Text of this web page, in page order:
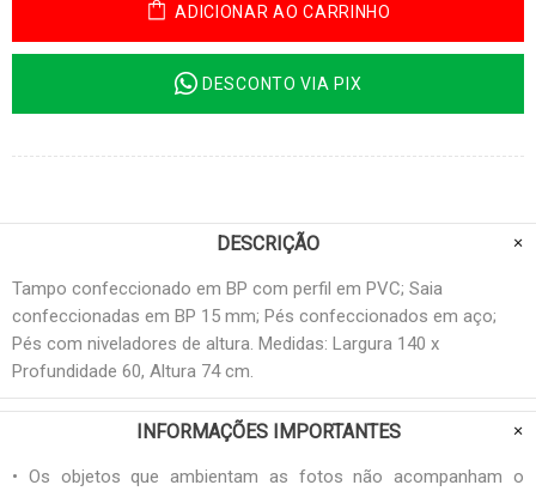
ADICIONAR AO CARRINHO
DESCONTO VIA PIX
DESCRIÇÃO
Tampo confeccionado em BP com perfil em PVC; Saia
confeccionadas em BP 15 mm; Pés confeccionados em aço;
Pés com niveladores de altura. Medidas: Largura 140 x
Profundidade 60, Altura 74 cm.
INFORMAÇÕES IMPORTANTES
• Os objetos que ambientam as fotos não acompanham o